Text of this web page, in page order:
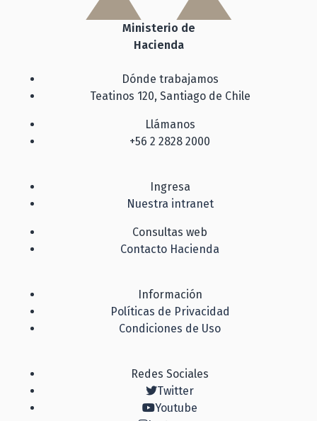
Ministerio de
Hacienda
Dónde trabajamos
Teatinos 120, Santiago de Chile
Llámanos
+56 2 2828 2000
Ingresa
Nuestra intranet
Consultas web
Contacto Hacienda
Información
Políticas de Privacidad
Condiciones de Uso
Redes Sociales
Twitter
Youtube